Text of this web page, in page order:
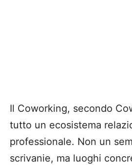
Il Coworking, secondo
tutto un ecosistema
professionale. Non un
scrivanie, ma luoghi